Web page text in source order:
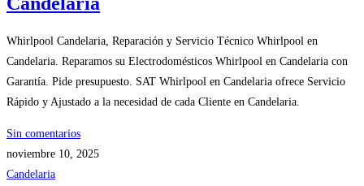
Whirlpool Candelaria, Reparación y Servicio Técnico Whirlpool en
Candelaria. Reparamos su Electrodomésticos Whirlpool en Candelaria con
Garantía. Pide presupuesto. SAT Whirlpool en Candelaria ofrece Servicio
Rápido y Ajustado a la necesidad de cada Cliente en Candelaria.
Sin comentarios
noviembre 10, 2025
Candelaria